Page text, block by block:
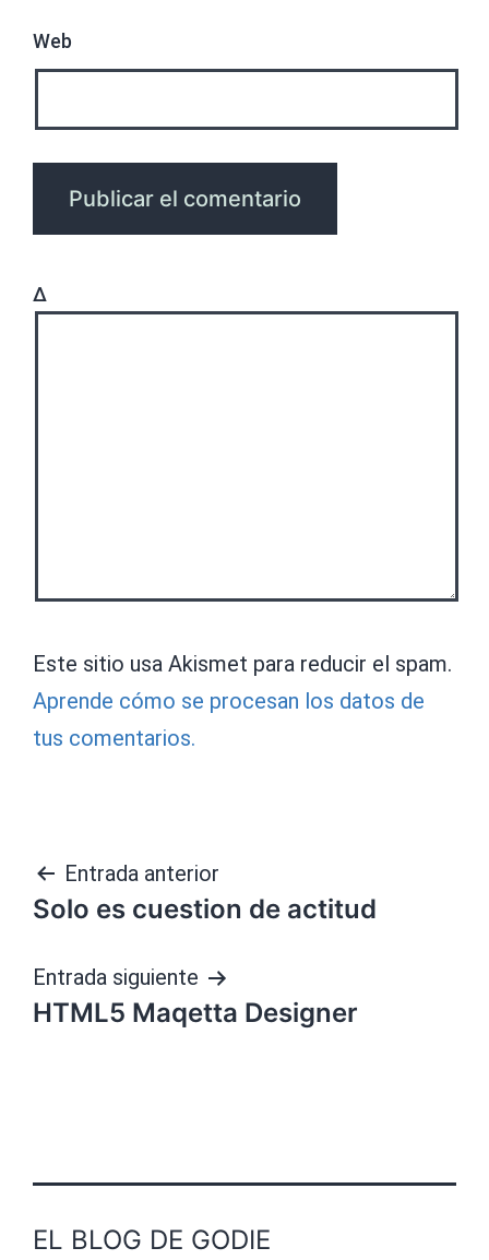
Web
Δ
Este sitio usa Akismet para reducir el spam.
Aprende cómo se procesan los datos de
tus comentarios.
Navegación
de
entradas
Entrada anterior
Solo es cuestion de actitud
Entrada siguiente
HTML5 Maqetta Designer
EL BLOG DE GODIE